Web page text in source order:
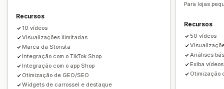
Efeitos de visualização ao passar o cursor do mouse
Responsividade para dispositivos móveis
Tags com opção de compra
Recursos
10 vídeos
Visualizações ilimitadas
Marca da Storista
Integração com o TikTok Shop
Integração com o app Shop
Otimização de GEO/SEO
Widgets de carrossel e destaque
Para lojas
Recursos
50 vídeos
Análises
Exiba
Otimização